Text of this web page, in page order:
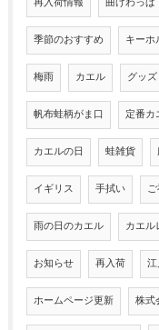
季節のおすすめ キーホ
梅雨 カエル グッズ
帆布蛙柄がま口 定番カ
カエルの日 蛙雑貨
イギリス 手拭い
雨の日のカエル カエ
お知らせ 再入荷
ホームページ更新 株式